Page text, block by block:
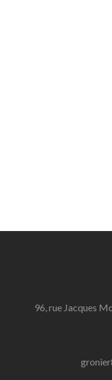
96, rue Jacques